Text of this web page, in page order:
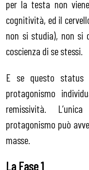
per la testa non
cognitività, ed il
non si studia), non si
coscienza di se stessi.
E se questo status
protagonismo
remissività.
protagonismo può
masse.
La Fase 1